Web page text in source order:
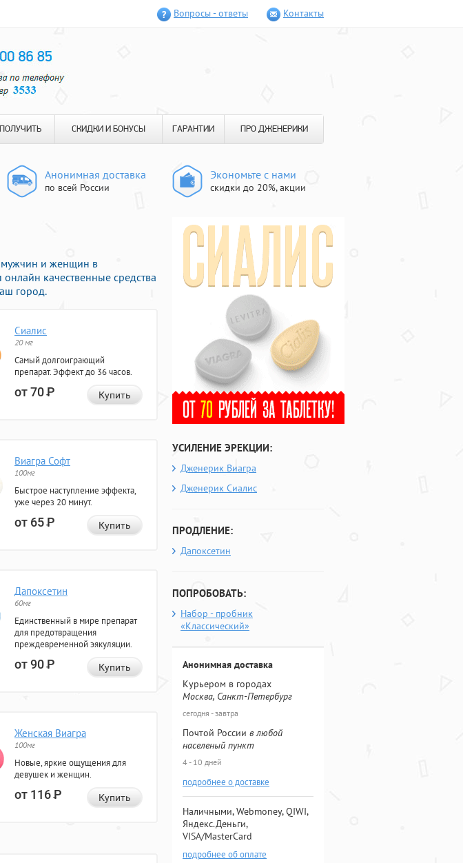
Вопросы - ответы Контакты
СКИДКИ И БОНУСЫ ГАРАНТИИ ПРО ДЖЕНЕРИКИ
Анонимная доставка
по всей России
Экономьте с нами
скидки до 20%, акции
мужчин и женщин в
качественные средства
город.
Сиалис
20 мг
Самый долгоиграющий
препарат. Эффект до 36 часов.
от 70Р Купить
Виагра Софт
100мг
Быстрое наступление эффекта,
уже через 20 минут.
от 65Р Купить
Дапоксетин
60мг
Единственный в мире препарат
для предотвращения
преждевременной эякуляции.
от 90Р Купить
Женская Виагра
100мг
Новые, яркие ощущения для
девушек и женщин.
от 116Р Купить
УСИЛЕНИЕ ЭРЕКЦИИ:
Дженерик Виагра
Дженерик Сиалис
ПРОДЛЕНИЕ:
Дапоксетин
ПОПРОБОВАТЬ:
Набор - пробник
«Классический»
Анонимная доставка
Курьером в городах
Москва, Санкт-Петербург
сегодня - завтра
Почтой России в любой
населеный пункт
4 - 10 дней
подробнее о доставке
Наличными, Webmoney, QIWI,
Яндекс.Деньги,
VISA/MasterCard
подробнее об оплате